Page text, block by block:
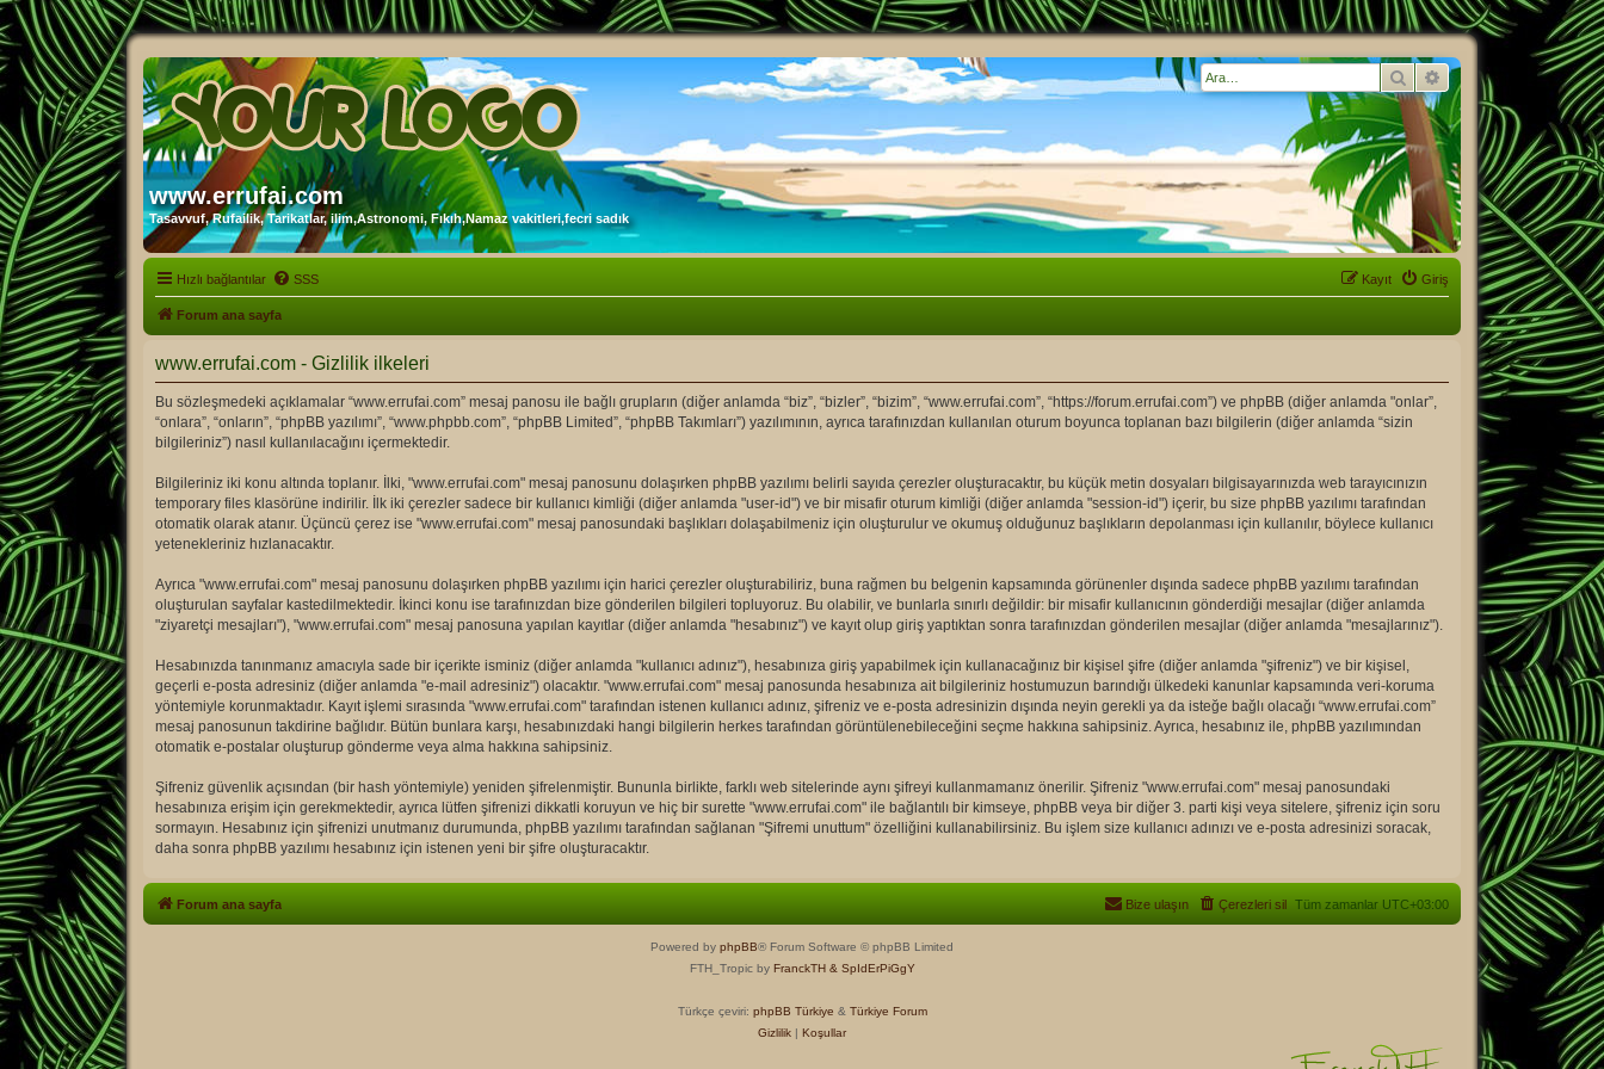
www.errufai.com
Tasavvuf, Rufailik, Tarikatlar, ilim,Astronomi, Fıkıh,Namaz vakitleri,fecri sadık
Ara Gelişmiş arama
Hızlı bağlantılar SSS Giriş
Kayıt
Forum ana sayfa
www.errufai.com - Gizlilik ilkeleri
Bu sözleşmedeki açıklamalar “www.errufai.com” mesaj panosu ile bağlı grupların (diğer anlamda “biz”, “bizler”, “bizim”, “www.errufai.com”, “https://forum.errufai.com”) ve phpBB (diğer anlamda "onlar”,
“onlara”, “onların”, “phpBB yazılımı”, “www.phpbb.com”, “phpBB Limited”, “phpBB Takımları”) yazılımının, ayrıca tarafınızdan kullanılan oturum boyunca toplanan bazı bilgilerin (diğer anlamda “sizin
bilgileriniz”) nasıl kullanılacağını içermektedir.
Bilgileriniz iki konu altında toplanır. İlki, "www.errufai.com" mesaj panosunu dolaşırken phpBB yazılımı belirli sayıda çerezler oluşturacaktır, bu küçük metin dosyaları bilgisayarınızda web tarayıcınızın
temporary files klasörüne indirilir. İlk iki çerezler sadece bir kullanıcı kimliği (diğer anlamda "user-id") ve bir misafir oturum kimliği (diğer anlamda "session-id") içerir, bu size phpBB yazılımı tarafından
otomatik olarak atanır. Üçüncü çerez ise "www.errufai.com" mesaj panosundaki başlıkları dolaşabilmeniz için oluşturulur ve okumuş olduğunuz başlıkların depolanması için kullanılır, böylece kullanıcı
yetenekleriniz hızlanacaktır.
Ayrıca "www.errufai.com" mesaj panosunu dolaşırken phpBB yazılımı için harici çerezler oluşturabiliriz, buna rağmen bu belgenin kapsamında görünenler dışında sadece phpBB yazılımı tarafından
oluşturulan sayfalar kastedilmektedir. İkinci konu ise tarafınızdan bize gönderilen bilgileri topluyoruz. Bu olabilir, ve bunlarla sınırlı değildir: bir misafir kullanıcının gönderdiği mesajlar (diğer anlamda
"ziyaretçi mesajları"), "www.errufai.com" mesaj panosuna yapılan kayıtlar (diğer anlamda "hesabınız") ve kayıt olup giriş yaptıktan sonra tarafınızdan gönderilen mesajlar (diğer anlamda "mesajlarınız").
Hesabınızda tanınmanız amacıyla sade bir içerikte isminiz (diğer anlamda "kullanıcı adınız"), hesabınıza giriş yapabilmek için kullanacağınız bir kişisel şifre (diğer anlamda "şifreniz") ve bir kişisel,
geçerli e-posta adresiniz (diğer anlamda "e-mail adresiniz") olacaktır. "www.errufai.com" mesaj panosunda hesabınıza ait bilgileriniz hostumuzun barındığı ülkedeki kanunlar kapsamında veri-koruma
yöntemiyle korunmaktadır. Kayıt işlemi sırasında "www.errufai.com" tarafından istenen kullanıcı adınız, şifreniz ve e-posta adresinizin dışında neyin gerekli ya da isteğe bağlı olacağı “www.errufai.com”
mesaj panosunun takdirine bağlıdır. Bütün bunlara karşı, hesabınızdaki hangi bilgilerin herkes tarafından görüntülenebileceğini seçme hakkına sahipsiniz. Ayrıca, hesabınız ile, phpBB yazılımından
otomatik e-postalar oluşturup gönderme veya alma hakkına sahipsiniz.
Şifreniz güvenlik açısından (bir hash yöntemiyle) yeniden şifrelenmiştir. Bununla birlikte, farklı web sitelerinde aynı şifreyi kullanmamanız önerilir. Şifreniz "www.errufai.com" mesaj panosundaki
hesabınıza erişim için gerekmektedir, ayrıca lütfen şifrenizi dikkatli koruyun ve hiç bir surette "www.errufai.com" ile bağlantılı bir kimseye, phpBB veya bir diğer 3. parti kişi veya sitelere, şifreniz için soru
sormayın. Hesabınız için şifrenizi unutmanız durumunda, phpBB yazılımı tarafından sağlanan "Şifremi unuttum" özelliğini kullanabilirsiniz. Bu işlem size kullanıcı adınızı ve e-posta adresinizi soracak,
daha sonra phpBB yazılımı hesabınız için istenen yeni bir şifre oluşturacaktır.
Forum ana sayfa Tüm zamanlar UTC+03:00
Çerezleri sil
Bize ulaşın
Powered by phpBB® Forum Software © phpBB Limited
FTH_Tropic by FranckTH & SpIdErPiGgY
Türkçe çeviri: phpBB Türkiye & Türkiye Forum
Gizlilik | Koşullar